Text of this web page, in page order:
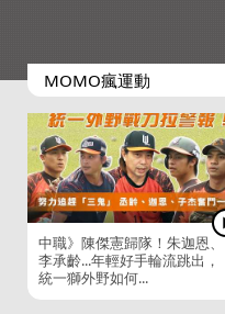
MOMO瘋運動
中職》陳傑憲歸隊！朱迦恩、
李承齡...年輕好手輪流跳出，
統一獅外野如何...